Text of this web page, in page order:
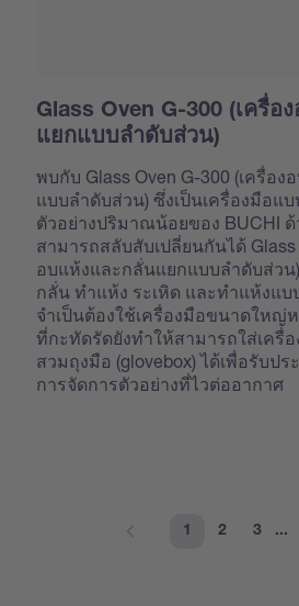
Glass Oven G-300 (เครื่อ
แยกแบบลำดับส่วน)
พบกับ Glass Oven G-300 (เครื่อ
แบบลำดับส่วน) ซึ่งเป็นเครื่องมือแ
ตัวอย่างปริมาณน้อยของ BUCHI
สามารถสลับสับเปลี่ยนกันได้ Glass
อบแห้งและกลั่นแยกแบบลำดับส่วน
กลั่น ทำแห้ง ระเหิด และทำแห้งแบ
จำเป็นต้องใช้เครื่องมือขนาดใหญ่
ที่กะทัดรัดยังทำให้สามารถใส่เครื่
สวมถุงมือ (glovebox) ได้เพื่อรับป
การจัดการตัวอย่างที่ไวต่ออากาศ
1 2 3 ...